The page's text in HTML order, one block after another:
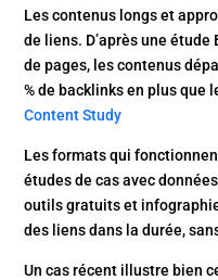
Les contenus longs et
de liens. D’après une
de pages, les contenus
% de backlinks en plus que
Content Study
Les formats qui
études de cas avec
outils gratuits et
des liens dans la durée,
Un cas récent illustre bien